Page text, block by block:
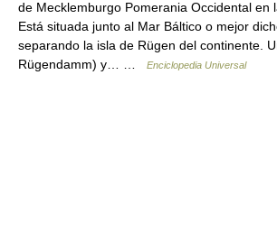
de Mecklemburgo Pomerania Occidental en
Está situada junto al Mar Báltico o mejor
separando la isla de Rügen del continente.
Rügendamm) y… …
Enciclopedia Universal